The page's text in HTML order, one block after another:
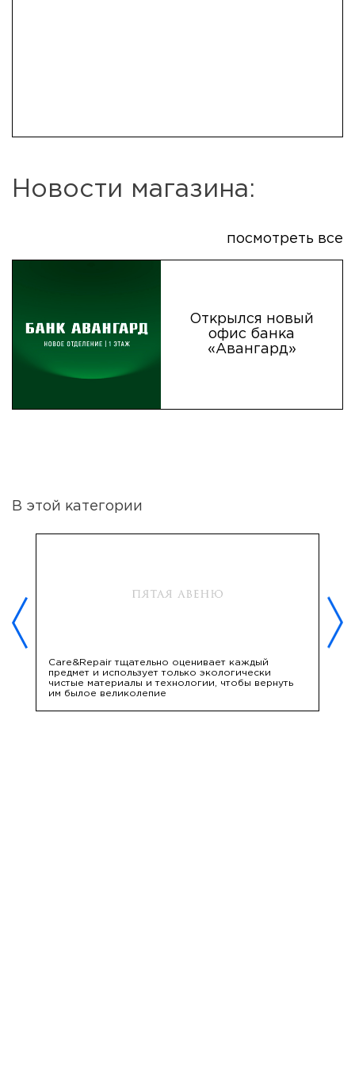
Новости магазина:
посмотреть все
Открылся новый
офис банка
«Авангард»
В этой категории
Care&Repair тщательно оценивает каждый
предмет и использует только экологически
чистые материалы и технологии, чтобы вернуть
им былое великолепие